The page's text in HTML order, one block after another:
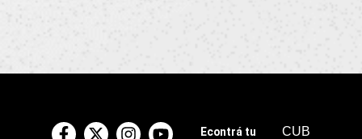
Econtrá tu
CUB